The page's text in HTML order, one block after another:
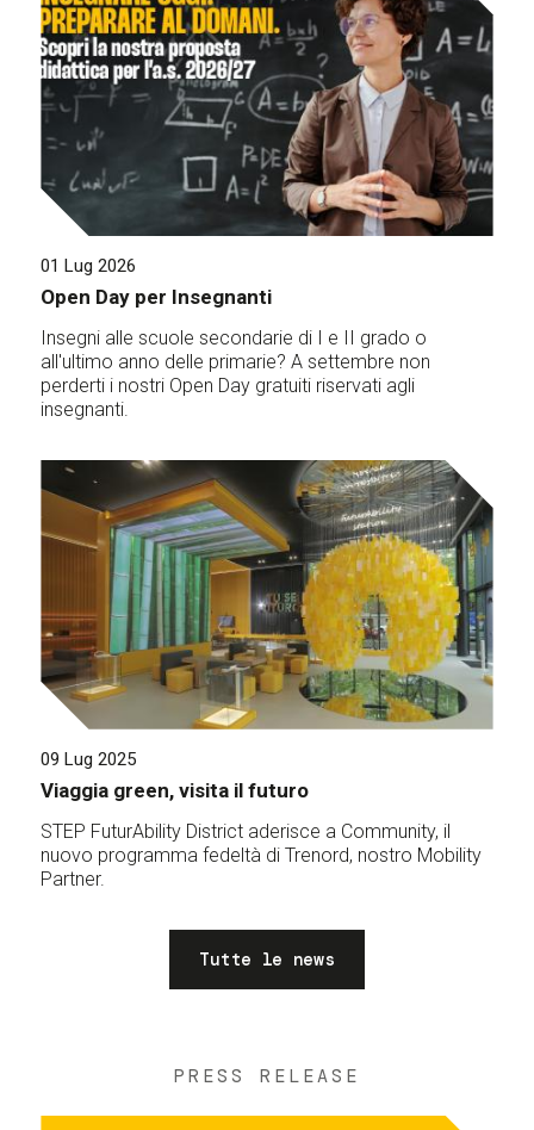
01 Lug 2026
Open Day per Insegnanti
Insegni alle scuole secondarie di I e II grado o
all'ultimo anno delle primarie? A settembre non
perderti i nostri Open Day gratuiti riservati agli
insegnanti.
09 Lug 2025
Viaggia green, visita il futuro
STEP FuturAbility District aderisce a Community, il
nuovo programma fedeltà di Trenord, nostro Mobility
Partner.
Tutte le news
PRESS RELEASE